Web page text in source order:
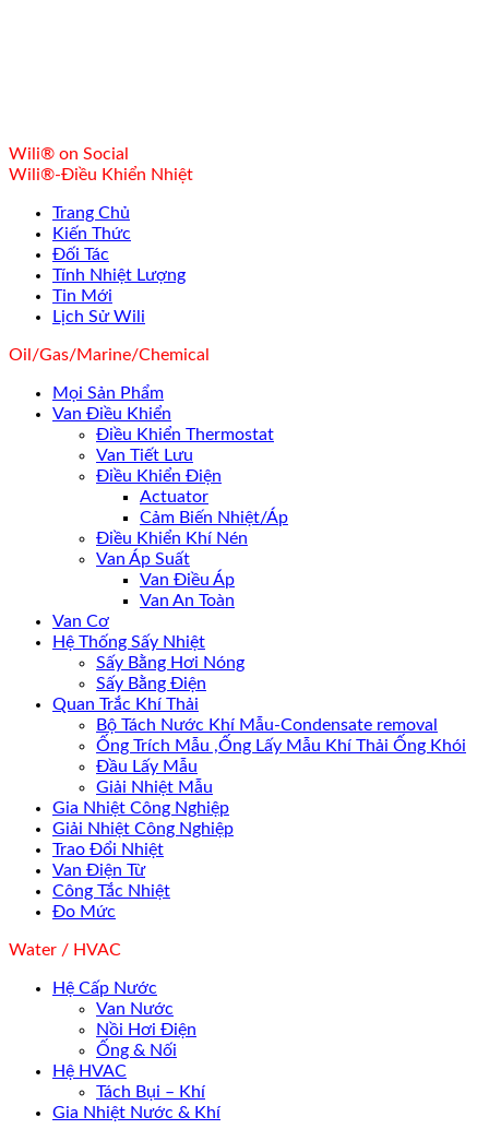
Wili® on Social
Wili®-Điều Khiển Nhiệt
Trang Chủ
Kiến Thức
Đối Tác
Tính Nhiệt Lượng
Tin Mới
Lịch Sử Wili
Oil/Gas/Marine/Chemical
Mọi Sản Phẩm
Van Điều Khiển
Điều Khiển Thermostat
Van Tiết Lưu
Điều Khiển Điện
Actuator
Cảm Biến Nhiệt/Áp
Điều Khiển Khí Nén
Van Áp Suất
Van Điều Áp
Van An Toàn
Van Cơ
Hệ Thống Sấy Nhiệt
Sấy Bằng Hơi Nóng
Sấy Bằng Điện
Quan Trắc Khí Thải
Bộ Tách Nước Khí Mẫu-Condensate removal
Ống Trích Mẫu ,Ống Lấy Mẫu Khí Thải Ống Khói
Đầu Lấy Mẫu
Giải Nhiệt Mẫu
Gia Nhiệt Công Nghiệp
Giải Nhiệt Công Nghiệp
Trao Đổi Nhiệt
Van Điện Từ
Công Tắc Nhiệt
Đo Mức
Water / HVAC
Hệ Cấp Nước
Van Nước
Nồi Hơi Điện
Ống & Nối
Hệ HVAC
Tách Bụi – Khí
Gia Nhiệt Nước & Khí